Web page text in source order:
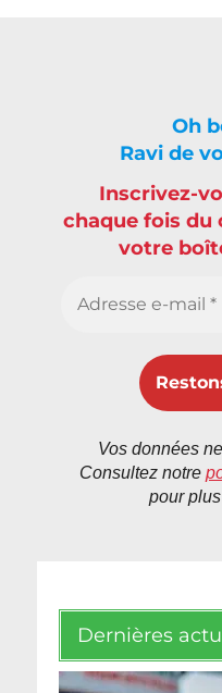
Oh
Ravi de
Inscrivez-
chaque fois du
votre
Vos données
Consultez notre
pour
Dernières